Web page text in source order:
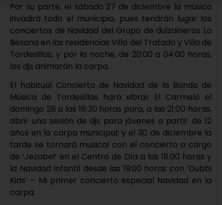
Por su parte, el sábado 27 de diciembre la música
invadirá todo el municipio, pues tendrán lugar los
conciertos de Navidad del Grupo de dulzaineros La
Besana en las residencias Villa del Tratado y Villa de
Tordesillas, y por la noche, de 20:00 a 04:00 horas,
los djs animarán la carpa.
El habitual Concierto de Navidad de la Banda de
Música de Tordesillas hará vibrar El Carmelo el
domingo 28 a las 18:30 horas para, a las 21:00 horas,
abrir una sesión de djs para jóvenes a partir de 12
años en la carpa municipal; y el 30 de diciembre la
tarde se tornará musical con el concierto a cargo
de ‘Jezabel’ en el Centro de Día a las 18:00 horas y
la Navidad Infantil desde las 19:00 horas con ‘Dubbi
Kids’ – Mi primer concierto especial Navidad en la
carpa.